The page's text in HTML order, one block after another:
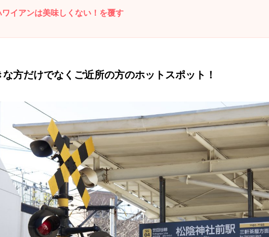
ワイアンは美味しくない！を覆す
方だけでなくご近所の方のホットスポット！